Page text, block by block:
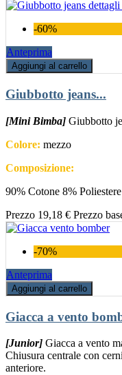
-60%
Anteprima
Aggiungi al carrello
Giubbotto jeans...
[Mini Bimba] Giubbotto
Colore: mezzo
Composizione:
90% Cotone 8%
Prezzo 19,18 € Prezzo
-70%
Anteprima
Aggiungi al carrello
Giacca a vento
[Junior] Giacca a vento
Chiusura centrale con
anteriore.